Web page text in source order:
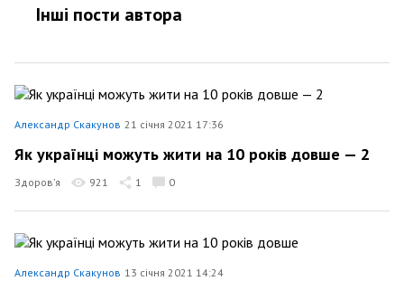
Інші пости автора
Александр Скакунов 21 січня 2021 17:36
Як українці можуть жити на 10 років довше — 2
Здоров’я 921 1 0
Александр Скакунов 13 січня 2021 14:24